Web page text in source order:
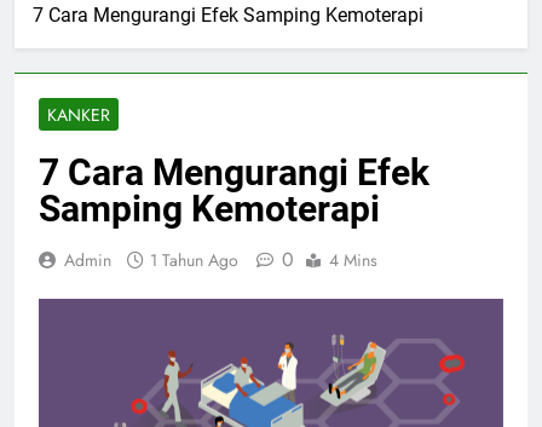
7 Cara Mengurangi Efek Samping Kemoterapi
KANKER
7 Cara Mengurangi Efek
Samping Kemoterapi
Admin 1 Tahun Ago 0 4 Mins